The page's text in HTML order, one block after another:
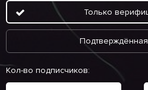
Только
Кол-во подписчиков: